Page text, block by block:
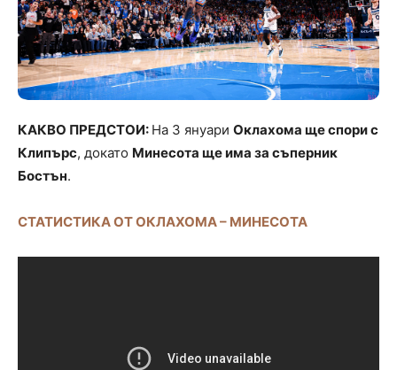
КАКВО ПРЕДСТОИ: На 3 януари Оклахома ще спори с
Клипърс, докато Минесота ще има за съперник
Бостън.
СТАТИСТИКА ОТ ОКЛАХОМА – МИНЕСОТА